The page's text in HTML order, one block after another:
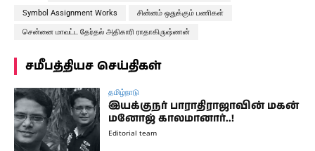
Symbol Assignment Works சின்னம் ஒதுக்கும் பணிகள்
சென்னை மாவட்ட தேர்தல் அதிகாரி ராதாகிருஷ்ணன்
சமீபத்தியச செய்திகள்
தமிழ்நாடு
இயக்குநர் பாராதிராஜாவின் மகன்
மனோஜ் காலமானார்..!
Editorial team